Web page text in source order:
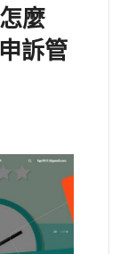
麼
訴管